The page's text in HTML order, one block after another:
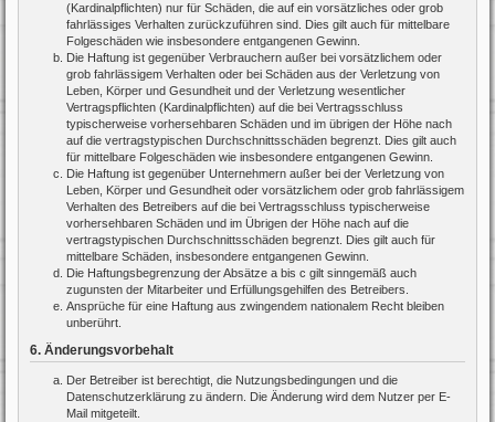
(Kardinalpflichten) nur für Schäden, die auf ein vorsätzliches oder grob
fahrlässiges Verhalten zurückzuführen sind. Dies gilt auch für mittelbare
Folgeschäden wie insbesondere entgangenen Gewinn.
Die Haftung ist gegenüber Verbrauchern außer bei vorsätzlichem oder
grob fahrlässigem Verhalten oder bei Schäden aus der Verletzung von
Leben, Körper und Gesundheit und der Verletzung wesentlicher
Vertragspflichten (Kardinalpflichten) auf die bei Vertragsschluss
typischerweise vorhersehbaren Schäden und im übrigen der Höhe nach
auf die vertragstypischen Durchschnittsschäden begrenzt. Dies gilt auch
für mittelbare Folgeschäden wie insbesondere entgangenen Gewinn.
Die Haftung ist gegenüber Unternehmern außer bei der Verletzung von
Leben, Körper und Gesundheit oder vorsätzlichem oder grob fahrlässigem
Verhalten des Betreibers auf die bei Vertragsschluss typischerweise
vorhersehbaren Schäden und im Übrigen der Höhe nach auf die
vertragstypischen Durchschnittsschäden begrenzt. Dies gilt auch für
mittelbare Schäden, insbesondere entgangenen Gewinn.
Die Haftungsbegrenzung der Absätze a bis c gilt sinngemäß auch
zugunsten der Mitarbeiter und Erfüllungsgehilfen des Betreibers.
Ansprüche für eine Haftung aus zwingendem nationalem Recht bleiben
unberührt.
6. Änderungsvorbehalt
Der Betreiber ist berechtigt, die Nutzungsbedingungen und die
Datenschutzerklärung zu ändern. Die Änderung wird dem Nutzer per E-
Mail mitgeteilt.